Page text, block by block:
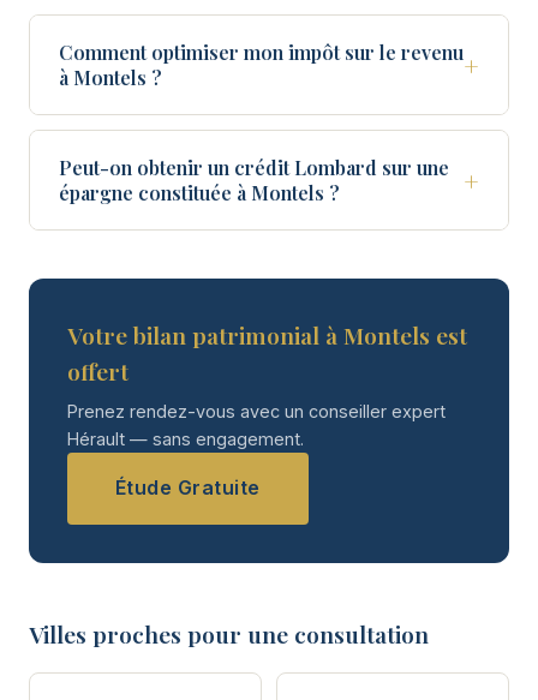
Comment optimiser mon impôt sur le revenu
à Montels ?
+
Peut-on obtenir un crédit Lombard sur une
épargne constituée à Montels ?
+
Votre bilan patrimonial à Montels est
offert
Prenez rendez-vous avec un conseiller expert
Hérault — sans engagement.
Étude Gratuite
Villes proches pour une consultation